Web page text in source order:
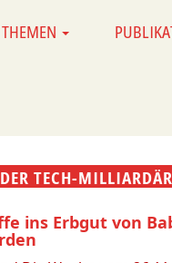
THEMEN
TECH-
ins Erbgut von